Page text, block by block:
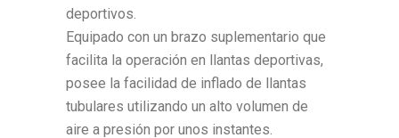
deportivos.
Equipado con un brazo suplementario que
facilita la operación en llantas deportivas,
posee la facilidad de inflado de llantas
tubulares utilizando un alto volumen de
aire a presión por unos instantes.